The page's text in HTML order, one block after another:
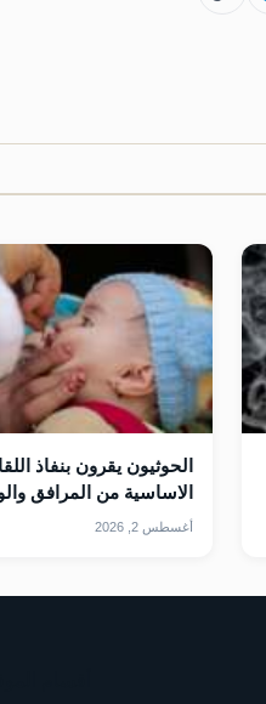
الحوثيون يقرون بنفاذ
الاساسية من المرافق
أغسطس 2, 2026